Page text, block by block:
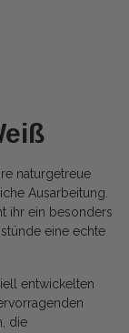
naturgetreue
Ausarbeitung.
ihr ein besonders
eine echte
entwickelten
die